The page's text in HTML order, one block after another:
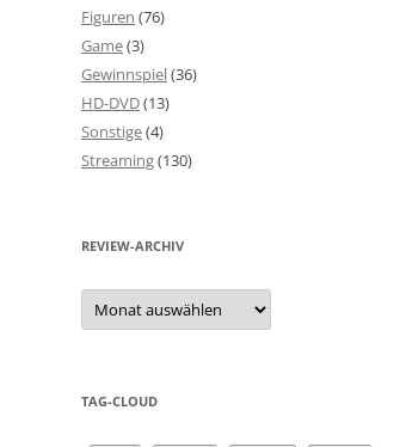
Figuren (76)
Game(3)
Gewinnspiel(36)
HD-DVD(13)
Sonstige(4)
Streaming(130)
REVIEW-ARCHIV
Review-
Archiv
TAG-CLOUD